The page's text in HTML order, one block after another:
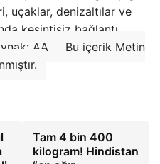
uçaklar, denizaltılar ve
kesintisiz bağlantı
AA
Bu içerik Metin
Tam 4 bin 400
kilogram! Hindistan